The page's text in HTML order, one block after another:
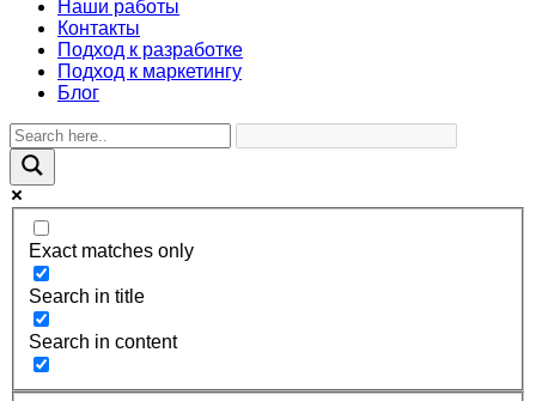
Наши работы
Контакты
Подход к разработке
Подход к маркетингу
Блог
Exact matches only
Search in title
Search in content